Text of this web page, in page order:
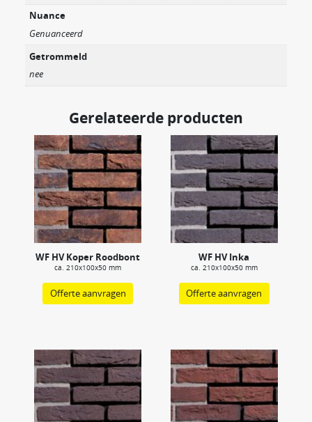
Nuance
Genuanceerd
Getrommeld
nee
Gerelateerde producten
WF HV Koper Roodbont
ca. 210x100x50 mm
Offerte aanvragen
WF HV Inka
ca. 210x100x50 mm
Offerte aanvragen